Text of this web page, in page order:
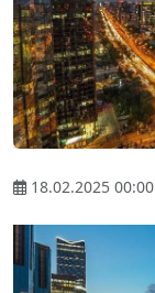
18.02.2025 00:00